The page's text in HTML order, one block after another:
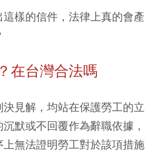
樣的信件，法律上真的會產
在台灣合法嗎
見解，均站在保護勞工的立
默或不回覆作為辭職依據，
無法證明勞工對於該項措施